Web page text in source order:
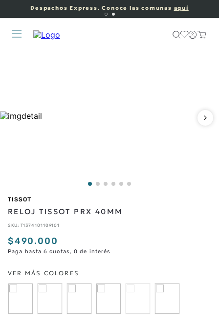
Despachos Express. Conoce las comunas aquí
TISSOT
RELOJ TISSOT PRX 40MM
SKU: T1374101109101
$490.000
Paga hasta 6 cuotas, 0 de interés